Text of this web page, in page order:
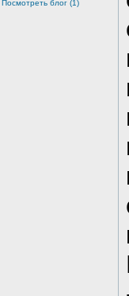
Посмотреть блог (1)